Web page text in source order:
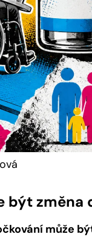
být změna
může